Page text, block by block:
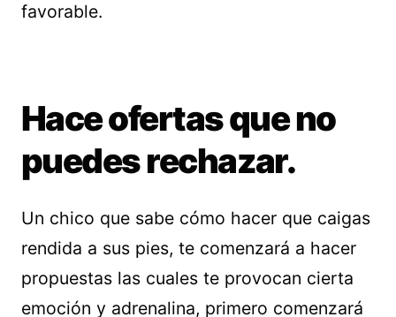
favorable.
Hace ofertas que no
puedes rechazar.
Un chico que sabe cómo hacer que caigas
rendida a sus pies, te comenzará a hacer
propuestas las cuales te provocan cierta
emoción y adrenalina, primero comenzará